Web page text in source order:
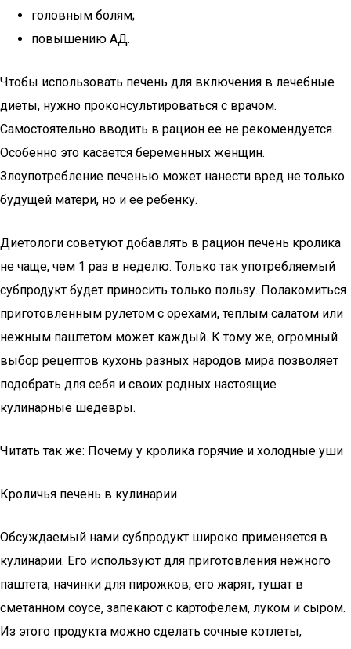
головным болям;
повышению АД.
Чтобы использовать печень для включения в лечебные
диеты, нужно проконсультироваться с врачом.
Самостоятельно вводить в рацион ее не рекомендуется.
Особенно это касается беременных женщин.
Злоупотребление печенью может нанести вред не только
будущей матери, но и ее ребенку.
Диетологи советуют добавлять в рацион печень кролика
не чаще, чем 1 раз в неделю. Только так употребляемый
субпродукт будет приносить только пользу. Полакомиться
приготовленным рулетом с орехами, теплым салатом или
нежным паштетом может каждый. К тому же, огромный
выбор рецептов кухонь разных народов мира позволяет
подобрать для себя и своих родных настоящие
кулинарные шедевры.
Читать так же: Почему у кролика горячие и холодные уши
Кроличья печень в кулинарии
Обсуждаемый нами субпродукт широко применяется в
кулинарии. Его используют для приготовления нежного
паштета, начинки для пирожков, его жарят, тушат в
сметанном соусе, запекают с картофелем, луком и сыром.
Из этого продукта можно сделать сочные котлеты,